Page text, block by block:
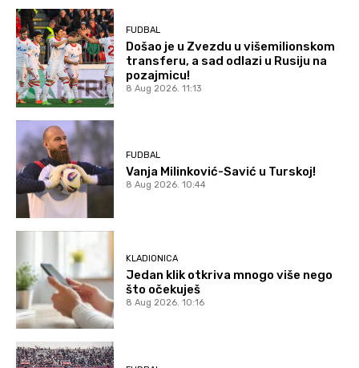
FUDBAL
Došao je u Zvezdu u višemilionskom
transferu, a sad odlazi u Rusiju na
pozajmicu!
8 Aug 2026. 11:13
FUDBAL
Vanja Milinković-Savić u Turskoj!
8 Aug 2026. 10:44
KLADIONICA
Jedan klik otkriva mnogo više nego
što očekuješ
8 Aug 2026. 10:16